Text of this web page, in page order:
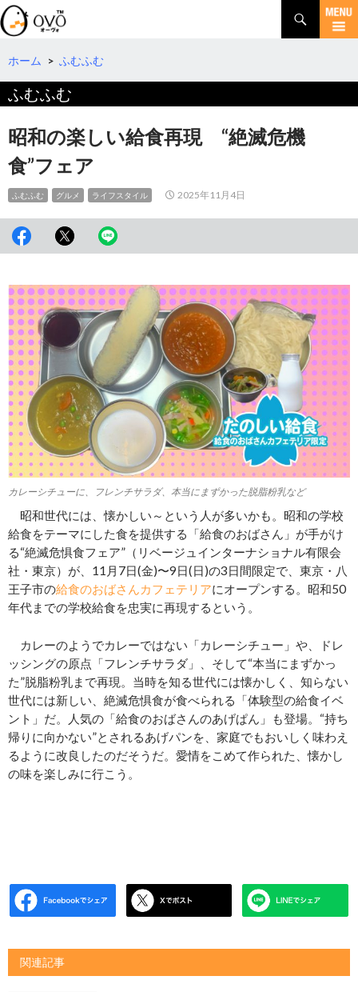
検
索
コ
テ
へ
移
動
ホーム > ふむふむ
ふむふむ
昭和の楽しい給食再現 “絶滅危機
食”フェア
ふむふむ グルメ ライフスタイル 2025年11月4日
カレーシチューに、フレンチサラダ、本当にまずかった脱脂粉乳など
昭和世代には、懐かしい～という人が多いかも。昭和の学校
給食をテーマにした食を提供する「給食のおばさん」が手がけ
る“絶滅危惧食フェア”（リベージュインターナショナル有限会
社・東京）が、11月7日(金)〜9日(日)の3日間限定で、東京・八
王子市の給食のおばさんカフェテリアにオープンする。昭和50
年代までの学校給食を忠実に再現するという。
カレーのようでカレーではない「カレーシチュー」や、ドレ
ッシングの原点「フレンチサラダ」、そして“本当にまずかっ
た”脱脂粉乳まで再現。当時を知る世代には懐かしく、知らない
世代には新しい、絶滅危惧食が食べられる「体験型の給食イベ
ント」だ。人気の「給食のおばさんのあげぱん」も登場。“持ち
帰りに向かない”とされるあげパンを、家庭でもおいしく味わえ
るように改良したのだそうだ。愛情をこめて作られた、懐かし
の味を楽しみに行こう。
関連記事